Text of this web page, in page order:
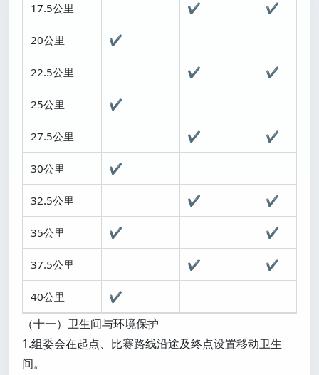
17.5公里 ✔ ✔
20公里 ✔
22.5公里 ✔ ✔
25公里 ✔
27.5公里 ✔ ✔
30公里 ✔
32.5公里 ✔ ✔
35公里 ✔ ✔
37.5公里 ✔ ✔
40公里 ✔
（十一）卫生间与环境保护
1.组委会在起点、比赛路线沿途及终点设置移动卫生
间。